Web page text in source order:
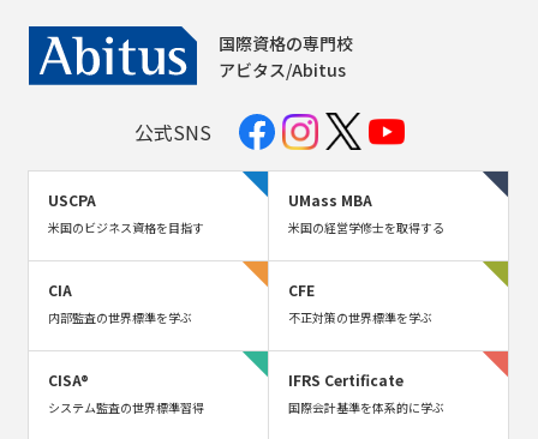
国際資格の専門校
アビタス/Abitus
公式SNS
USCPA
米国のビジネス資格を目指す
UMass MBA
米国の経営学修士を取得する
CIA
内部監査の世界標準を学ぶ
CFE
不正対策の世界標準を学ぶ
CISA®
システム監査の世界標準習得
IFRS Certificate
国際会計基準を体系的に学ぶ